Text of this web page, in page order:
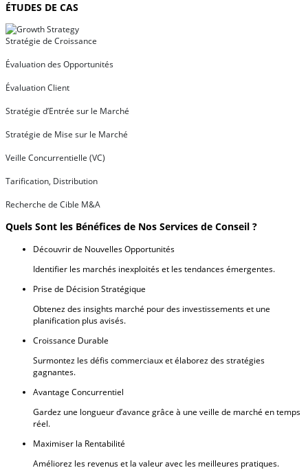
ÉTUDES DE CAS
Stratégie de Croissance
Évaluation des Opportunités
Évaluation Client
Stratégie d’Entrée sur le Marché
Stratégie de Mise sur le Marché
Veille Concurrentielle (VC)
Tarification, Distribution
Recherche de Cible M&A
Quels Sont les Bénéfices de Nos Services de Conseil ?
Découvrir de Nouvelles Opportunités
Identifier les marchés inexploités et les tendances émergentes.
Prise de Décision Stratégique
Obtenez des insights marché pour des investissements et une
planification plus avisés.
Croissance Durable
Surmontez les défis commerciaux et élaborez des stratégies
gagnantes.
Avantage Concurrentiel
Gardez une longueur d’avance grâce à une veille de marché en temps
réel.
Maximiser la Rentabilité
Améliorez les revenus et la valeur avec les meilleures pratiques.